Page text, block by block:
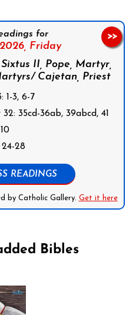
for
Friday
II, Pope, Martyr,
Cajetan, Priest
1-3, 6-7
35cd-36ab, 39abcd, 41
28
READINGS
by Catholic Gallery. Get it here
>>
Bibles